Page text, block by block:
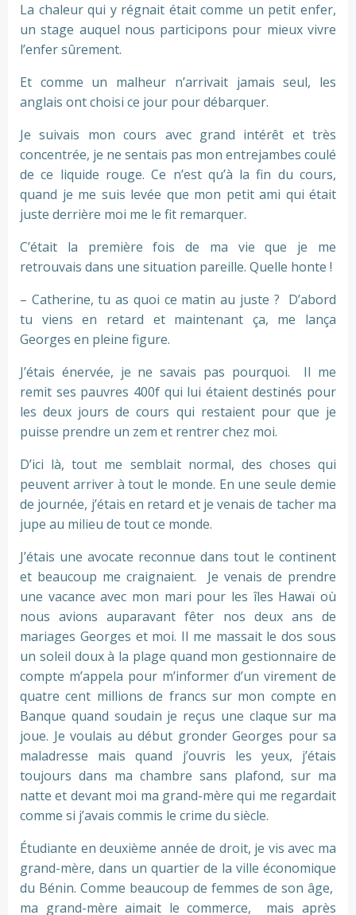
La chaleur qui y régnait était comme un petit enfer,
un stage auquel nous participons pour mieux vivre
l’enfer sûrement.
Et comme un malheur n’arrivait jamais seul, les
anglais ont choisi ce jour pour débarquer.
Je suivais mon cours avec grand intérêt et très
concentrée, je ne sentais pas mon entrejambes coulé
de ce liquide rouge. Ce n’est qu’à la fin du cours,
quand je me suis levée que mon petit ami qui était
juste derrière moi me le fit remarquer.
C’était la première fois de ma vie que je me
retrouvais dans une situation pareille. Quelle honte !
– Catherine, tu as quoi ce matin au juste ? D’abord
tu viens en retard et maintenant ça, me lança
Georges en pleine figure.
J’étais énervée, je ne savais pas pourquoi. Il me
remit ses pauvres 400f qui lui étaient destinés pour
les deux jours de cours qui restaient pour que je
puisse prendre un zem et rentrer chez moi.
D’ici là, tout me semblait normal, des choses qui
peuvent arriver à tout le monde. En une seule demie
de journée, j’étais en retard et je venais de tacher ma
jupe au milieu de tout ce monde.
J’étais une avocate reconnue dans tout le continent
et beaucoup me craignaient. Je venais de prendre
une vacance avec mon mari pour les îles Hawaï où
nous avions auparavant fêter nos deux ans de
mariages Georges et moi. Il me massait le dos sous
un soleil doux à la plage quand mon gestionnaire de
compte m’appela pour m’informer d’un virement de
quatre cent millions de francs sur mon compte en
Banque quand soudain je reçus une claque sur ma
joue. Je voulais au début gronder Georges pour sa
maladresse mais quand j’ouvris les yeux, j’étais
toujours dans ma chambre sans plafond, sur ma
natte et devant moi ma grand-mère qui me regardait
comme si j’avais commis le crime du siècle.
Étudiante en deuxième année de droit, je vis avec ma
grand-mère, dans un quartier de la ville économique
du Bénin. Comme beaucoup de femmes de son âge,
ma grand-mère aimait le commerce, mais après